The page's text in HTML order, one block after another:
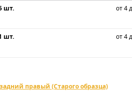
шт. от 4
шт. от 4
правый (Старого образца)